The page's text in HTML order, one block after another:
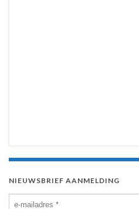
NIEUWSBRIEF AANMELDING